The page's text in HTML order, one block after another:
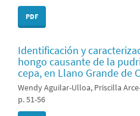
PDF
Identificación y
hongo causante de la
cepa, en Llano Grande de
Wendy Aguilar-Ulloa, Priscilla
p. 51-56